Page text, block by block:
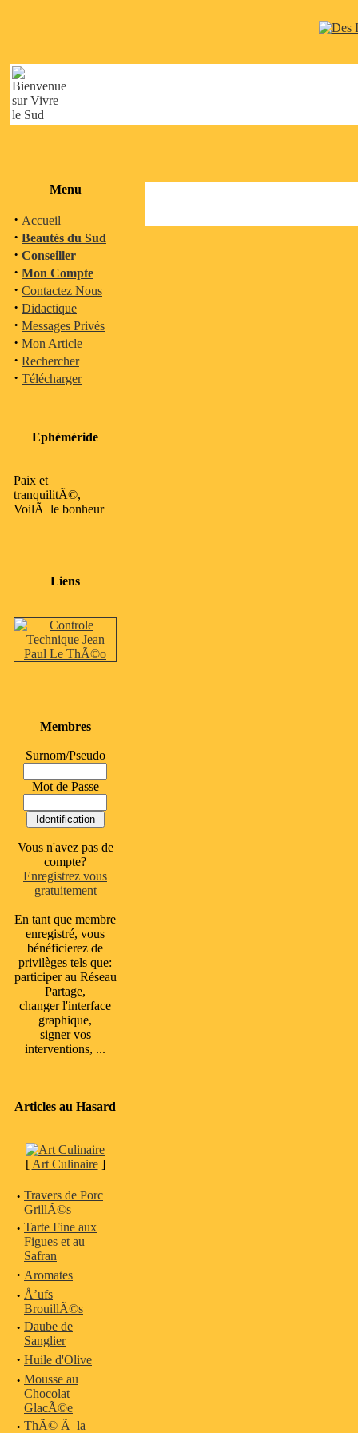
Menu
· Accueil
· Beautés du Sud
· Conseiller
· Mon Compte
· Contactez Nous
· Didactique
· Messages Privés
· Mon Article
· Rechercher
· Télécharger
Ephéméride
Paix et
tranquilitÃ©,
VoilÃ le bonheur
Liens
Membres
Surnom/Pseudo
Mot de Passe
Vous n'avez pas de
compte?
Enregistrez vous
gratuitement
En tant que membre
enregistré, vous
bénéficierez de
privilèges tels que:
participer au Réseau
Partage,
changer l'interface
graphique,
signer vos
interventions, ...
Articles au Hasard
[ Art Culinaire]
· Travers de Porc
GrillÃ©s
· Tarte Fine aux
Figues et au
Safran
· Aromates
· Å’ufs
BrouillÃ©s
· Daube de
Sanglier
· Huile d'Olive
· Mousse au
Chocolat
GlacÃ©e
· ThÃ© Ã la